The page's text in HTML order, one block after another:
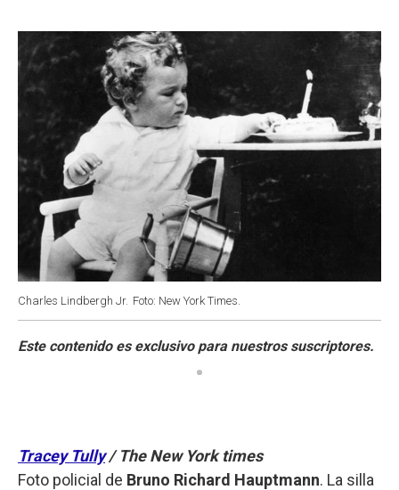
k
p
n
Charles Lindbergh Jr. Foto: New York Times.
Tracey Tully/ The New York times
Foto policial de Bruno Richard Hauptmann. La silla